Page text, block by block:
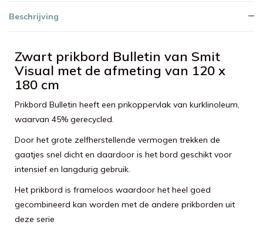
Beschrijving
Zwart prikbord Bulletin van Smit
Visual met de afmeting van 120 x
180 cm
Prikbord Bulletin heeft een prikoppervlak van kurklinoleum,
waarvan 45% gerecycled.
Door het grote zelfherstellende vermogen trekken de
gaatjes snel dicht en daardoor is het bord geschikt voor
intensief en langdurig gebruik.
Het prikbord is frameloos waardoor het heel goed
gecombineerd kan worden met de andere prikborden uit
deze serie